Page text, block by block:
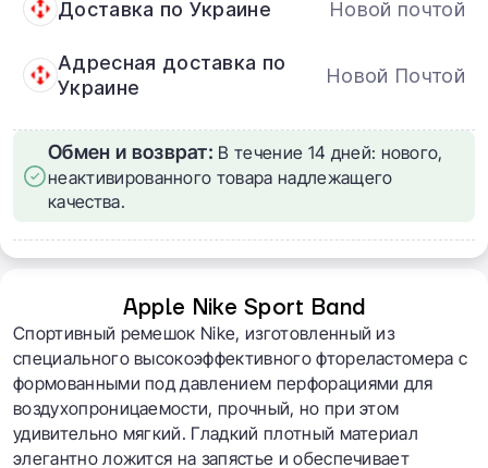
Доставка по Украине Новой почтой
Адресная доставка по
Украине
Новой Почтой
Обмен и возврат: В течение 14 дней: нового,
неактивированного товара надлежащего
качества.
Apple Nike Sport Band
Спортивный ремешок Nike, изготовленный из
специального высокоэффективного фтореластомера с
формованными под давлением перфорациями для
воздухопроницаемости, прочный, но при этом
удивительно мягкий. Гладкий плотный материал
элегантно ложится на запястье и обеспечивает